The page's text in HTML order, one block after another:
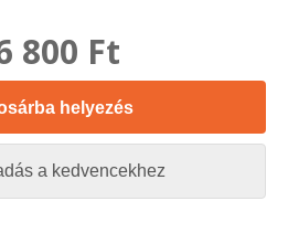
800 Ft
helyezés
a kedvencekhez